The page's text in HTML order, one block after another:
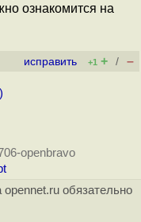
ознакомится на
исправить +1 + / –
)
openbravo
обязательно